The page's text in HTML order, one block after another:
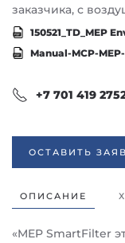
заказчика, с
150521_TD_MEP
Manual-MCP-
+7 701 419
ОСТАВИТЬ
ОПИСАНИЕ
«MEP SmartFilter